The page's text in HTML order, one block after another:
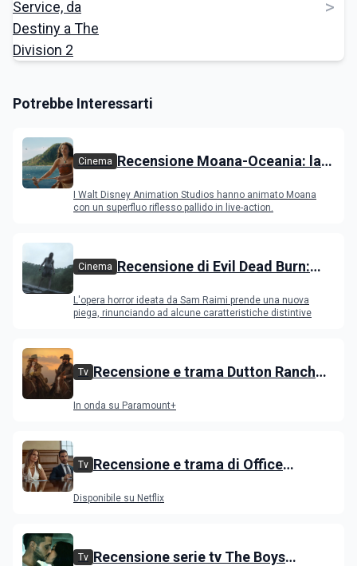
>
Potrebbe Interessarti
Cinema Recensione Moana-Oceania: la
successo del film
I Walt Disney Animation Studios hanno animato Moana
con un superfluo riflesso pallido in live-action.
Cinema Recensione di Evil Dead Burn:
gioca con il fuoco e si brucia
L'opera horror ideata da Sam Raimi prende una nuova
piega, rinunciando ad alcune caratteristiche distintive
Tv Recensione e trama Dutton Ranch
In onda su Paramount+
Tv Recensione e trama di Office
Disponibile su Netflix
Tv Recensione serie tv The Boys